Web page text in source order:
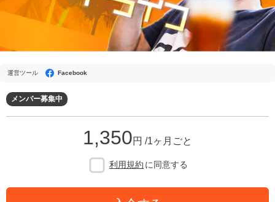
運営ツール Facebook
メンバー募集中
1,350円 /1ヶ月ごと
利用規約 に同意する